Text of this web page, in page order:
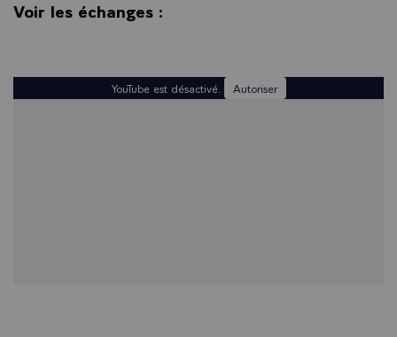
Voir les échanges :
YouTube est désactivé. Autoriser